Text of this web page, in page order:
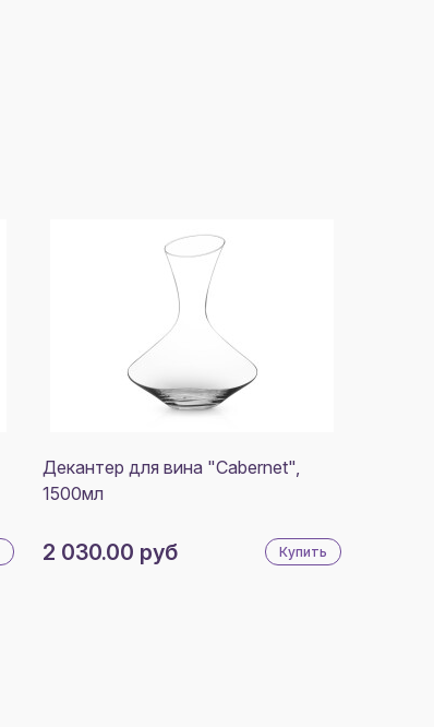
Декантер для вина "Cabernet",
1500мл
2 030.00 руб Купить